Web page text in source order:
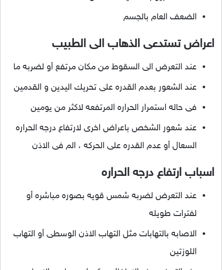
الضعف العام بالجسم
اعراض تستدعى الذهاب الى الطبيب
عند التعرض الى السقوط من مكان مرتفع أو لضربه ما
عند الشعور بعدم القدره على تحريك اليدين و القدمين
فى حاله استمرار الحراره المرتفعه لاكثر من يومين
عند شعور الشخص باعراض اخرى لارتفاع درجه الحراره
السعال أو عدم القدره على الحركه ، الم فى الاذن
اسباب ارتفاع درجه الحراره
عند التعرض لضربه شمس قويه بصوره مباشره أو
لفترات طويله
الاصابه بالتهابات مثل التهاب الاذن الوسطى أو التهاب
اللوزتين